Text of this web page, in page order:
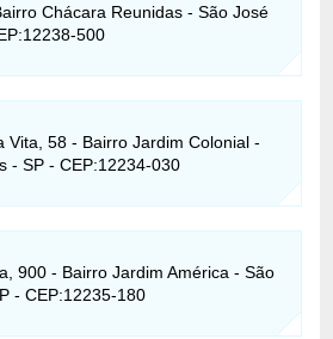
Chácara Reunidas - São José
500
Vita, 58 - Bairro Jardim Colonial -
- SP - CEP:12234-030
900 - Bairro Jardim América - São
- CEP:12235-180